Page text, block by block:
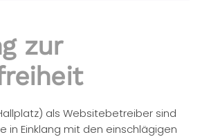
zur
als Websitebetreiber sind
in Einklang mit den einschlägigen